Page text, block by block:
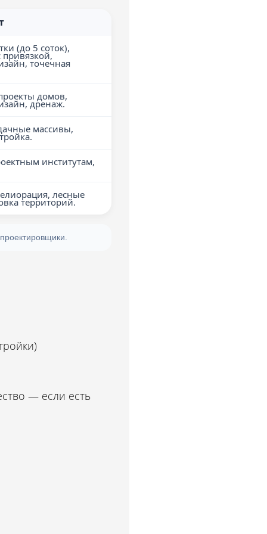
(до 5 соток),
точечная
домов,
дренаж.
массивы,
институтам,
лесные
территорий.
— если есть